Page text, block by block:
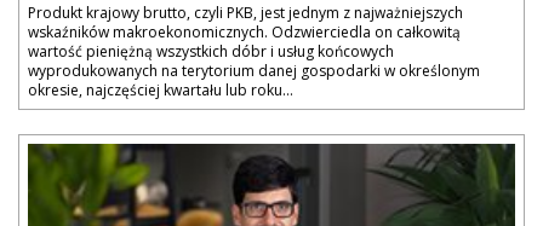
Produkt krajowy brutto, czyli PKB, jest jednym z najważniejszych
wskaźników makroekonomicznych. Odzwierciedla on całkowitą
wartość pieniężną wszystkich dóbr i usług końcowych
wyprodukowanych na terytorium danej gospodarki w określonym
okresie, najczęściej kwartału lub roku...